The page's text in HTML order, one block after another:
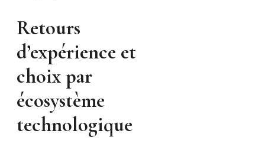
Retours
d’expérience et
choix par
écosystème
technologique